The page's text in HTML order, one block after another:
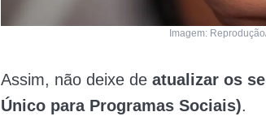
Imagem:
Assim, não deixe de atualizar os
Único para Programas Sociais).